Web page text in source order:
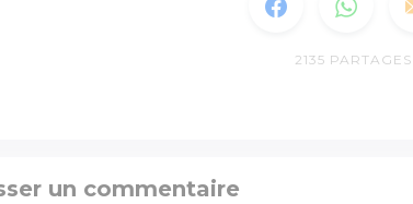
2135 PARTAGES
un commentaire